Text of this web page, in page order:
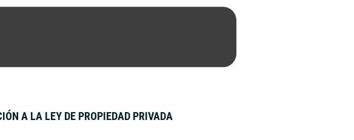
A LA LEY DE PROPIEDAD PRIVADA